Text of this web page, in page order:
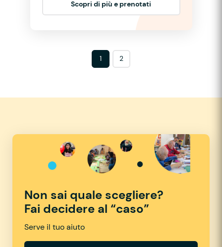
Scopri di più e prenotati
1 2
Non sai quale scegliere?
Fai decidere al “caso”
Serve il tuo aiuto